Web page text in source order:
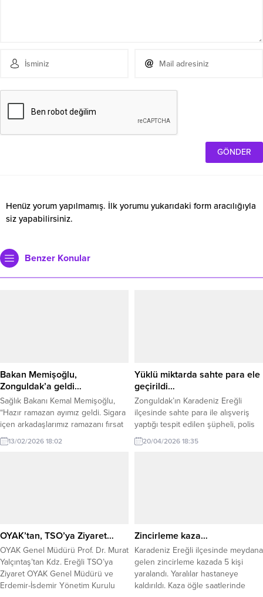
Henüz yorum yapılmamış. İlk yorumu yukarıdaki form aracılığıyla
siz yapabilirsiniz.
Benzer Konular
Bakan Memişoğlu,
Zonguldak’a geldi…
Sağlık Bakanı Kemal Memişoğlu,
“Hazır ramazan ayımız geldi. Sigara
içen arkadaşlarımız ramazanı fırsat
bilsinler ve sigarayı sağlıkçıların
yardımıyla bıraksınlar” dedi. Sağlık
milletvekilleri Muammer Avcı, Saffet
Bozkurt, Ahmet Çolakoğlu,...
13/02/2026 18:02
Yüklü miktarda sahte para ele
geçirildi…
Zonguldak’ın Karadeniz Ereğli
ilçesinde sahte para ile alışveriş
yaptığı tespit edilen şüpheli, polis
ekiplerinin çalışması sonucu
yakalandı. Edinilen bilgilere göre,
harekete geçti. Karadeniz Ereğli...
20/04/2026 18:35
OYAK’tan, TSO’ya Ziyaret…
OYAK Genel Müdürü Prof. Dr. Murat
Yalçıntaş’tan Kdz. Ereğli TSO’ya
Ziyaret OYAK Genel Müdürü ve
Erdemir-İsdemir Yönetim Kurulu
Zincirleme kaza…
Karadeniz Ereğli ilçesinde meydana
gelen zincirleme kazada 5 kişi
yaralandı. Yaralılar hastaneye
kaldırıldı. Kaza öğle saatlerinde